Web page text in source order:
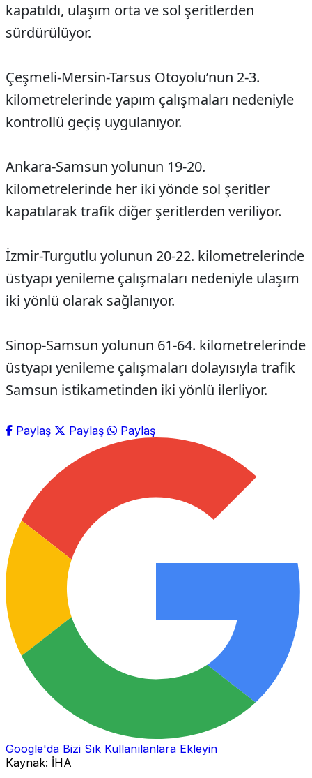
kapatıldı, ulaşım orta ve sol şeritlerden
sürdürülüyor.
Çeşmeli-Mersin-Tarsus Otoyolu’nun 2-3.
kilometrelerinde yapım çalışmaları nedeniyle
kontrollü geçiş uygulanıyor.
Ankara-Samsun yolunun 19-20.
kilometrelerinde her iki yönde sol şeritler
kapatılarak trafik diğer şeritlerden veriliyor.
İzmir-Turgutlu yolunun 20-22. kilometrelerinde
üstyapı yenileme çalışmaları nedeniyle ulaşım
iki yönlü olarak sağlanıyor.
Sinop-Samsun yolunun 61-64. kilometrelerinde
üstyapı yenileme çalışmaları dolayısıyla trafik
Samsun istikametinden iki yönlü ilerliyor.
Paylaş Paylaş Paylaş
Google'da Bizi Sık Kullanılanlara Ekleyin
Kaynak: İHA